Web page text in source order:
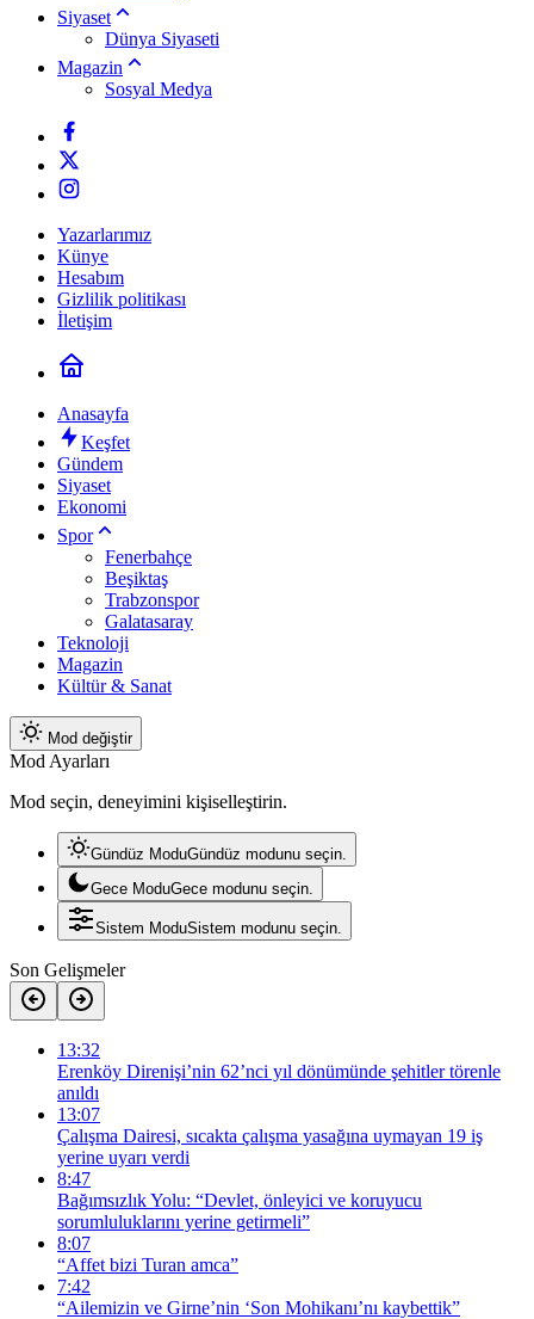
Siyaset
Dünya Siyaseti
Magazin
Sosyal Medya
Yazarlarımız
Künye
Hesabım
Gizlilik politikası
İletişim
Anasayfa
Keşfet
Gündem
Siyaset
Ekonomi
Spor
Fenerbahçe
Beşiktaş
Trabzonspor
Galatasaray
Teknoloji
Magazin
Kültür & Sanat
Mod değiştir
Mod Ayarları
Mod seçin, deneyimini kişiselleştirin.
Gündüz ModuGündüz modunu seçin.
Gece ModuGece modunu seçin.
Sistem ModuSistem modunu seçin.
Son Gelişmeler
13:32
Erenköy Direnişi’nin 62’nci yıl dönümünde şehitler törenle
anıldı
13:07
Çalışma Dairesi, sıcakta çalışma yasağına uymayan 19 iş
yerine uyarı verdi
8:47
Bağımsızlık Yolu: “Devlet, önleyici ve koruyucu
sorumluluklarını yerine getirmeli”
8:07
“Affet bizi Turan amca”
7:42
“Ailemizin ve Girne’nin ‘Son Mohikanı’nı kaybettik”